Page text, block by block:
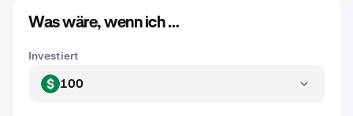
Was wäre, wenn ich …
Investiert
USD 100